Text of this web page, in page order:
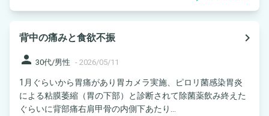
背中の痛みと食欲不振
navigate_next
person 30代/男性 - 2026/05/11
1月ぐらいから胃痛があり胃カメラ実施、ピロリ菌感染胃炎
による粘膜萎縮（胃の下部）と診断されて除菌薬飲み終えた
ぐらいに背部痛右肩甲骨の内側下あたり...